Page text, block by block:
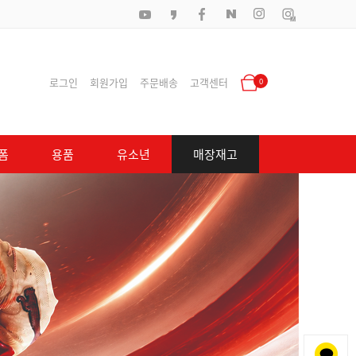
로그인 회원가입 주문배송 고객센터 0
용품 유소년 매장재고